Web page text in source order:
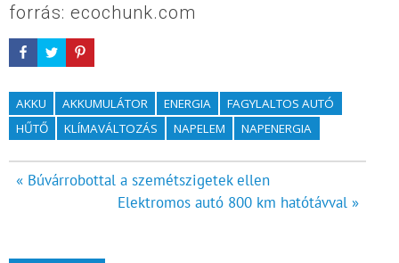
forrás: ecochunk.com
AKKU AKKUMULÁTOR ENERGIA
FAGYLALTOS AUTÓ
HŰTŐ
KLÍMAVÁLTOZÁS NAPELEM NAPENERGIA
Bejegyzés
« Búvárrobottal a szemétszigetek ellen
Elektromos autó 800 km hatótávval »